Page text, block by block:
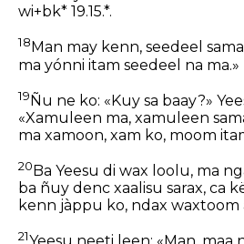
wi+bk* 19.15.*.
18 Man may kenn, seedeel
ma yónni itam seedeel na ma.»
19Ñu ne ko: «Kuy sa baay?»
«Xamuleen ma, xamuleen
ma xamoon, xam ko, moom
20 Ba Yeesu di wax loolu, ma
ba ñuy denc xaalisu sarax, ca
kenn jàppu ko, ndax
21